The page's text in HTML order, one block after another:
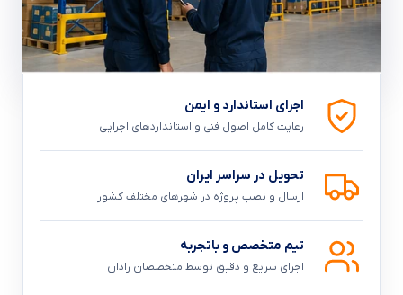
اجرای استاندارد و ایمن
رعایت کامل اصول فنی و استانداردهای اجرایی
تحویل در سراسر ایران
ارسال و نصب پروژه در شهرهای مختلف کشور
تیم متخصص و باتجربه
اجرای سریع و دقیق توسط متخصصان رادان